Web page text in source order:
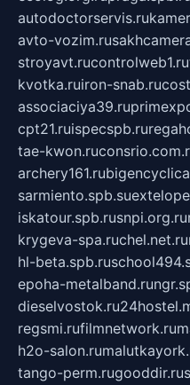
autodoctorservis.ru
avto-vozim.ru
stroyavt.rucontrolweb1.ru
kvotka.ruiron-snab.ru
associaciya39.ru
cpt21.ruispecspb.ru
tae-kwon.ru
archery161.ru
sarmiento.spb.su
iskatour.spb.rusnpi.org.ru
krygeva-spa.ruchel.net.ru
hl-beta.spb.ru
epoha-metalband.ru
dieselvostok.ru
regsmi.rufilmnetwork.ru
h2o-salon.ru
tango-perm.rugooddir.ru